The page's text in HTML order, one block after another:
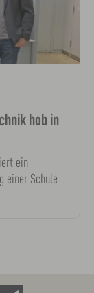
hob in
ein
einer Schule